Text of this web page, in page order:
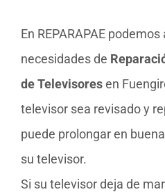
En REPARAPAE
necesidades de
de Televisoresen
televisor sea revisado y
puede prolongar en
su televisor.
Si su televisor deja de